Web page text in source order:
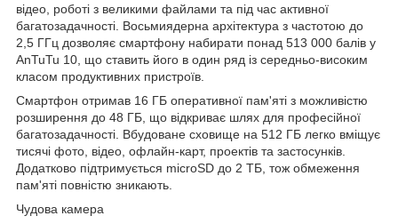
відео, роботі з великими файлами та під час активної
багатозадачності. Восьмиядерна архітектура з частотою до
2,5 ГГц дозволяє смартфону набирати понад 513 000 балів у
AnTuTu 10, що ставить його в один ряд із середньо-високим
класом продуктивних пристроїв.
Смартфон отримав 16 ГБ оперативної пам'яті з можливістю
розширення до 48 ГБ, що відкриває шлях для професійної
багатозадачності. Вбудоване сховище на 512 ГБ легко вміщує
тисячі фото, відео, офлайн-карт, проектів та застосунків.
Додатково підтримується microSD до 2 ТБ, тож обмеження
пам'яті повністю зникають.
Чудова камера